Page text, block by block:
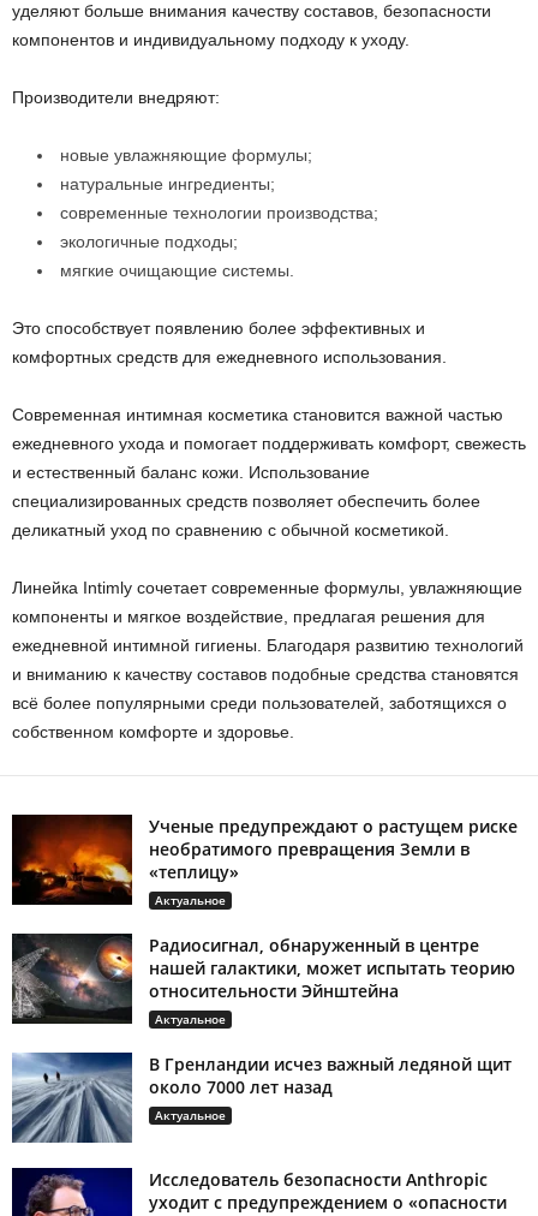
уделяют больше внимания качеству составов, безопасности
компонентов и индивидуальному подходу к уходу.
Производители внедряют:
новые увлажняющие формулы;
натуральные ингредиенты;
современные технологии производства;
экологичные подходы;
мягкие очищающие системы.
Это способствует появлению более эффективных и
комфортных средств для ежедневного использования.
Современная интимная косметика становится важной частью
ежедневного ухода и помогает поддерживать комфорт, свежесть
и естественный баланс кожи. Использование
специализированных средств позволяет обеспечить более
деликатный уход по сравнению с обычной косметикой.
Линейка Intimly сочетает современные формулы, увлажняющие
компоненты и мягкое воздействие, предлагая решения для
ежедневной интимной гигиены. Благодаря развитию технологий
и вниманию к качеству составов подобные средства становятся
всё более популярными среди пользователей, заботящихся о
собственном комфорте и здоровье.
Ученые предупреждают о растущем риске
необратимого превращения Земли в
«теплицу»
Актуальное
Радиосигнал, обнаруженный в центре
нашей галактики, может испытать теорию
относительности Эйнштейна
Актуальное
В Гренландии исчез важный ледяной щит
около 7000 лет назад
Актуальное
Исследователь безопасности Anthropic
уходит с предупреждением о «опасности